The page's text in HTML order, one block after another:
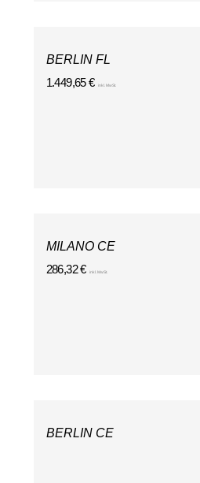
BERLIN FL
1.449,65€ inkl. MwSt.
MILANO CE
286,32€ inkl. MwSt.
BERLIN CE